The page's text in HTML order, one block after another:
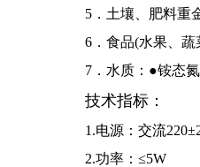
5．土壤、肥料重
6．食品(水果、蔬
7．水质：●铵态
技术指标：
1.电源：交流220±
2.功率：≤5W